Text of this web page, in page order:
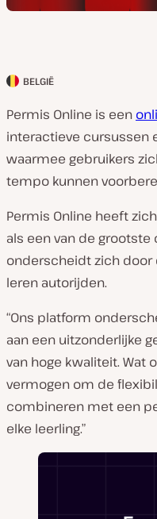
L
a
n
d
v
n
k
l
a
n
t
:
BELGIË
Permis Online is een
interactieve cursussen
waarmee gebruikers
tempo kunnen
Permis Online heeft
als een van de
onderscheidt zich door
leren autorijden.
“Ons platform
aan een uitzonderlijke
van hoge kwaliteit. Wat
vermogen om de
combineren met een
elke leerling.”